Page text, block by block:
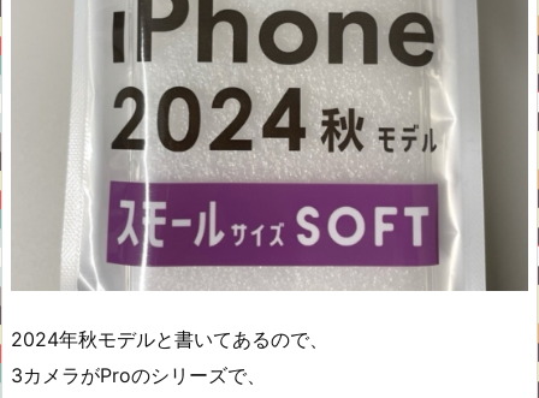
2024年秋モデルと書いてあるので、
3カメラがProのシリーズで、